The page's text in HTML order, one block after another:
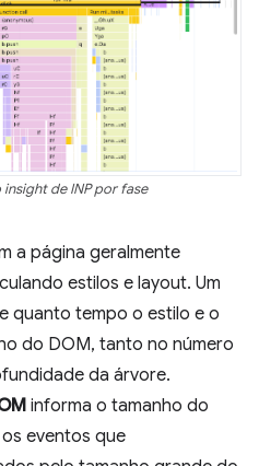
de INP por fase
a página geralmente
estilos e layout. Um
quanto tempo o estilo e o
do DOM, tanto no número
da árvore.
informa o tamanho do
eventos que